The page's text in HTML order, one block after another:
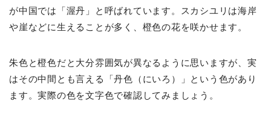
が中国では「渥丹」と呼ばれています。スカシユリは海岸
や崖などに生えることが多く、橙色の花を咲かせます。
朱色と橙色だと大分雰囲気が異なるように思いますが、実
はその中間とも言える「丹色（にいろ）」という色があり
ます。実際の色を文字色で確認してみましょう。